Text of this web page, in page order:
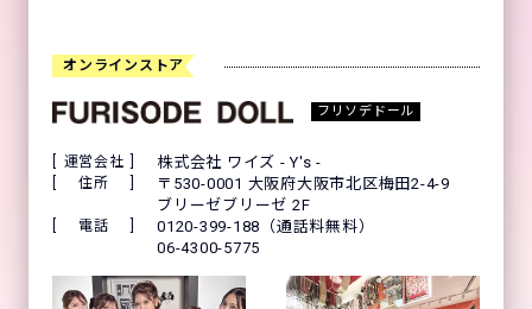
オンラインストア
フリソデドール
運営会社 株式会社 ワイズ - Y's -
住所
〒530-0001 大阪府大阪市北区梅田2-4-9
ブリーゼブリーゼ 2F
電話
0120-399-188（通話料無料）
06-4300-5775